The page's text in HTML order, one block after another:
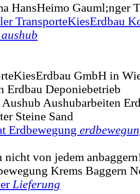
HansHeimo Gauml;nger
TransporteKiesErdbau
aushub
GmbH in
Erdbau Deponiebetrieb
Aushubarbeiten
Steine Sand
Erdbewegung
nicht von jedem
Krems Baggern
Lieferung